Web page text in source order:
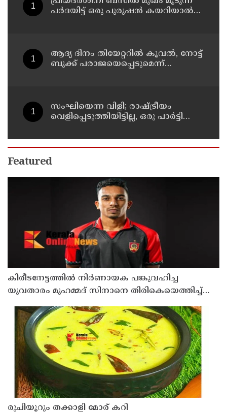
പർദയിട്ട് ഒരു പുരുഷൻ കയറിയാൽ
ആദ്യ ദിനം തിയേറ്ററില്‍ കൂവല്‍, നോട്ട്
ബുക്ക് പരാജയെപ്പെടുമെന്ന്
സംഘിയെന്ന വിളി; രാഷ്ട്രീയം
വെളിപ്പെടുത്തിയിട്ടില്ല, ഒരു പാര്‍ട്ടിയും
മാധവന്‍
Featured
കിരീടനേട്ടത്തില്‍ നിര്‍ണായക പങ്കുവഹിച്ച
യുവതാരം മുഹമ്മദ് സിനാനെ തിരികെയെത്തിച്ച്
രുചിയൂറും തക്കാളി മോര് കറി